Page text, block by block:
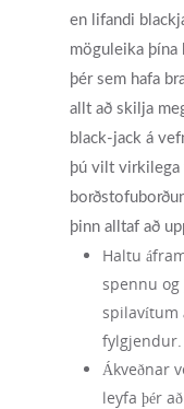
en lifandi
möguleika þína
þér sem hafa
allt að skilja
black-jack á
þú vilt virkilega
þinn alltaf að
Haltu
spennu og
spilavítum
fylgjendur.
Ákveðnar
leyfa þér